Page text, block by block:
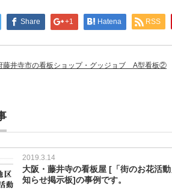
Share +1 Hatena RSS
藤井寺市の看板ショップ・グッジョブ A型看板②
2019.3.14
大阪・藤井寺の看板屋 [「街のお花活
知らせ掲示板]の事例です。